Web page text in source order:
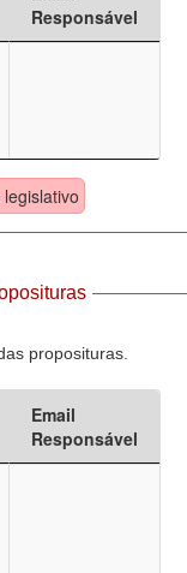
Responsável
proposituras.
Email
Responsável